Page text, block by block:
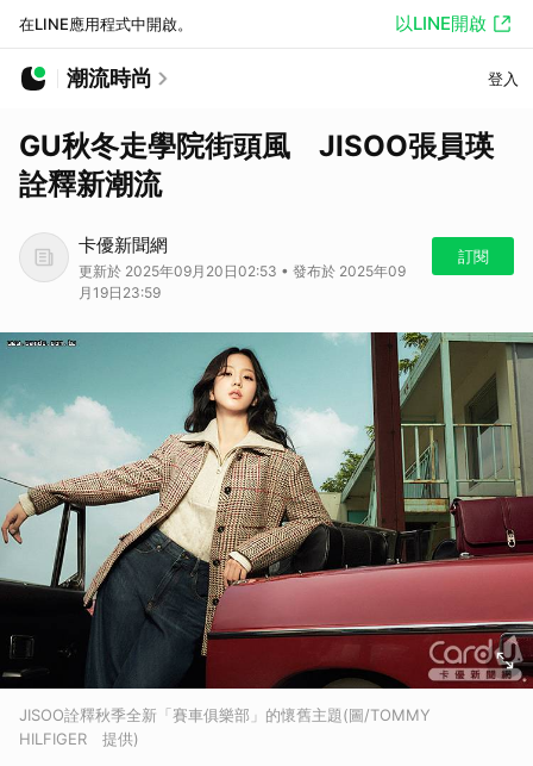
在LINE應用程式中開啟。 以LINE開啟
潮流時尚 登入
GU秋冬走學院街頭風 JISOO張員瑛
詮釋新潮流
卡優新聞網
更新於 2025年09月20日02:53 • 發布於 2025年09
月19日23:59
訂閱
JISOO詮釋秋季全新「賽車俱樂部」的懷舊主題(圖/TOMMY
HILFIGER 提供)